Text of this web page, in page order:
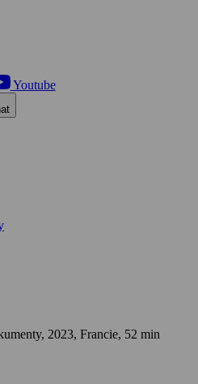
Youtube
2023, Francie, 52 min